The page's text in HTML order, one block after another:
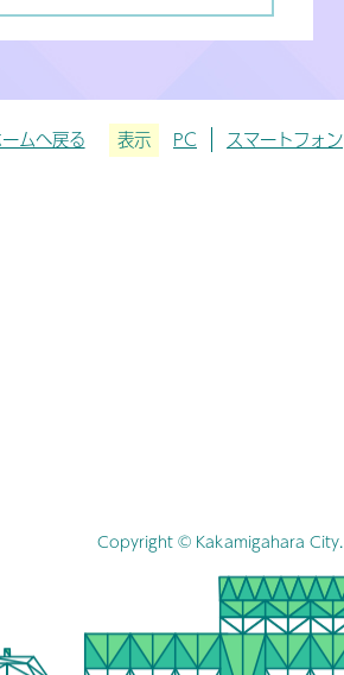
ムへ戻る 表示 PC スマートフォン
Copyright © Kakamigahara City.